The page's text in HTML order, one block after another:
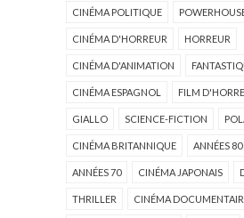
CINÉMA POLITIQUE
CINÉMA D'HORREUR HORREUR
CINÉMA D'ANIMATION
CINÉMA ESPAGNOL FILM
GIALLO SCIENCE-FICTION
CINÉMA BRITANNIQUE ANNÉES 80
ANNÉES 70 CINÉMA JAPONAIS
THRILLER CINÉMA